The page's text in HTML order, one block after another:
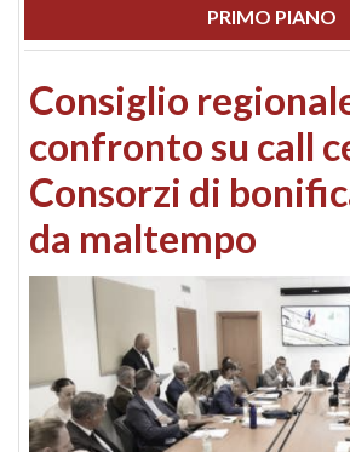
PRIMO PIANO
Consiglio
confronto su call
Consorzi di
da maltempo